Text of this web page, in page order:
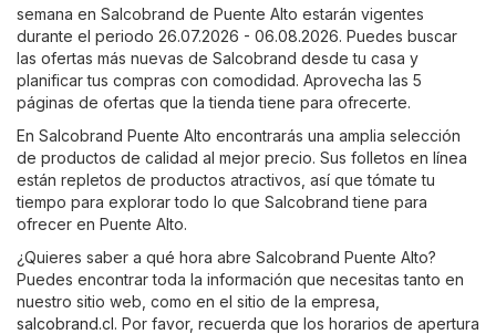
semana en Salcobrand de Puente Alto estarán vigentes
durante el periodo 26.07.2026 - 06.08.2026. Puedes buscar
las ofertas más nuevas de Salcobrand desde tu casa y
planificar tus compras con comodidad. Aprovecha las 5
páginas de ofertas que la tienda tiene para ofrecerte.
En Salcobrand Puente Alto encontrarás una amplia selección
de productos de calidad al mejor precio. Sus folletos en línea
están repletos de productos atractivos, así que tómate tu
tiempo para explorar todo lo que Salcobrand tiene para
ofrecer en Puente Alto.
¿Quieres saber a qué hora abre Salcobrand Puente Alto?
Puedes encontrar toda la información que necesitas tanto en
nuestro sitio web, como en el sitio de la empresa,
salcobrand.cl. Por favor, recuerda que los horarios de apertura